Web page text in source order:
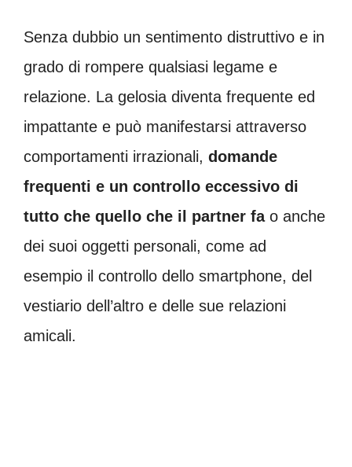
Senza dubbio un sentimento distruttivo e in
grado di rompere qualsiasi legame e
relazione. La gelosia diventa frequente ed
impattante e può manifestarsi attraverso
comportamenti irrazionali, domande
frequenti e un controllo eccessivo di
tutto che quello che il partner fao anche
dei suoi oggetti personali, come ad
esempio il controllo dello smartphone, del
vestiario dell’altro e delle sue relazioni
amicali.